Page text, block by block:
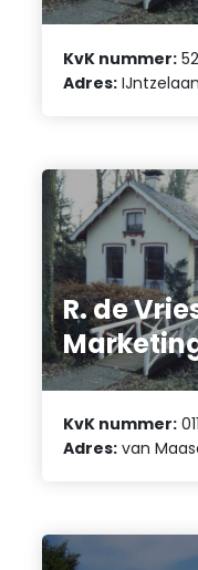
KvK nummer:
Adres:
R. de
KvK nummer:
Adres: van